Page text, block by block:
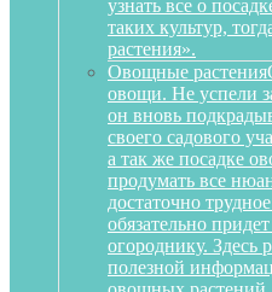
узнать все о
таких культур,
растения».
Овощные растения
овощи. Не успели
он вновь
своего садового
а так же посадке
продумать все
достаточно
обязательно
огороднику. Здесь
полезной